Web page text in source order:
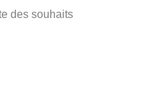
des souhaits